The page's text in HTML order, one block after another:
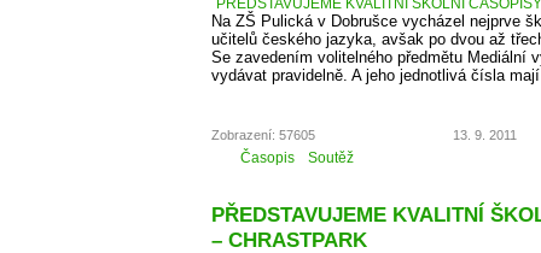
PŘEDSTAVUJEME KVALITNÍ ŠKOLNÍ
Na ZŠ Pulická v Dobrušce vycházel nejprve
učitelů českého jazyka, avšak po dvou až
Se zavedením volitelného předmětu Mediální
vydávat pravidelně. A jeho jednotlivá čísla
Zobrazení: 57605 13. 9. 2011
Časopis Soutěž
PŘEDSTAVUJEME KVALITNÍ
– CHRASTPARK